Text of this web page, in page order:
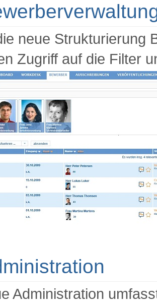
neue Strukturierung
Zugriff auf die Filter
Administration